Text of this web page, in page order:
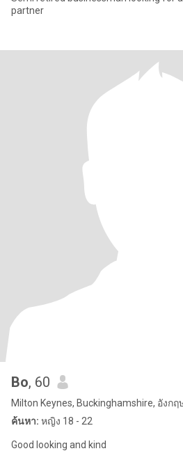
partner
Bo, 60
Milton Keynes, Buckinghamshire, อังกฤ
ค้นหา: หญิง 18 - 22
Good looking and kind